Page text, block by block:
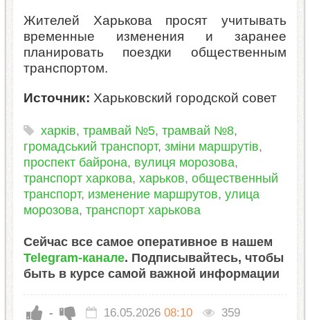
Жителей Харькова просят учитывать
временные изменения и заранее
планировать поездки общественным
транспортом.
Источник: Харьковский городской совет
харків, трамвай №5, трамвай №8,
громадський транспорт, зміни маршрутів,
проспект байрона, вулиця морозова,
транспорт харкова, харьков, общественный
транспорт, изменение маршрутов, улица
морозова, транспорт харькова
Сейчас все самое оперативное в нашем
Telegram-канале. Подписывайтесь, чтобы
быть в курсе самой важной информации
- 16.05.2026 08:10 359